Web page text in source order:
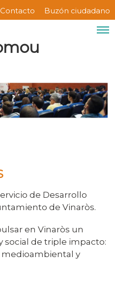
Pasar
al
principal
Contacto Buzón ciudadano
de Desarrollo
de Vinaròs.
en Vinaròs un
social de triple impacto:
y